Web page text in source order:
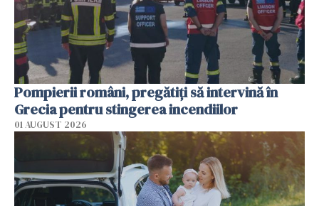
Pompierii români, pregătiţi să intervină în
Grecia pentru stingerea incendiilor
01 AUGUST 2026